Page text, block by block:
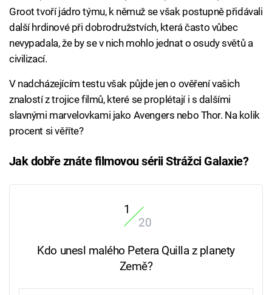
Groot tvoří jádro týmu, k němuž se však postupně přidávali
další hrdinové při dobrodružstvích, která často vůbec
nevypadala, že by se v nich mohlo jednat o osudy světů a
civilizací.
V nadcházejícím testu však půjde jen o ověření vašich
znalostí z trojice filmů, které se proplétají i s dalšími
slavnými marvelovkami jako Avengers nebo Thor. Na kolik
procent si věříte?
Jak dobře znáte filmovou sérii Strážci Galaxie?
1
20
Kdo unesl malého Petera Quilla z planety
Země?